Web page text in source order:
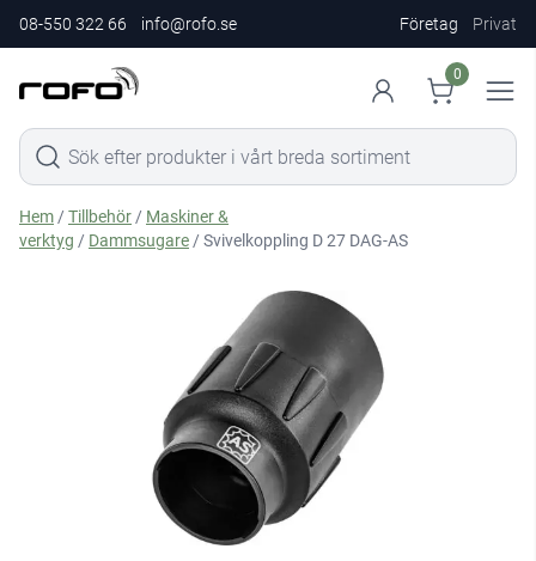
08-550 322 66 info@rofo.se Företag Privat
0
Hem /Tillbehör / Maskiner &
verktyg / Dammsugare / Svivelkoppling D 27 DAG-AS